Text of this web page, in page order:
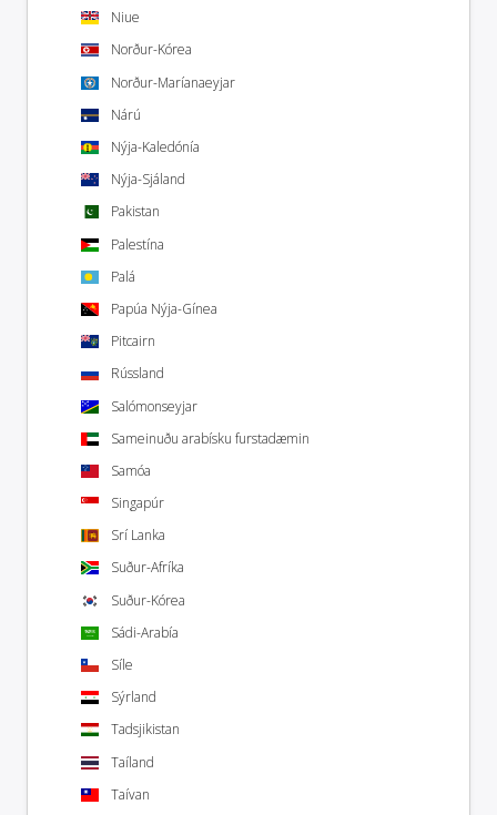
Niue
Norður-Kórea
Norður-Maríanaeyjar
Nárú
Nýja-Kaledónía
Nýja-Sjáland
Pakistan
Palestína
Palá
Papúa Nýja-Gínea
Pitcairn
Rússland
Salómonseyjar
Sameinuðu arabísku furstadæmin
Samóa
Singapúr
Srí Lanka
Suður-Afríka
Suður-Kórea
Sádi-Arabía
Síle
Sýrland
Tadsjikistan
Taíland
Taívan